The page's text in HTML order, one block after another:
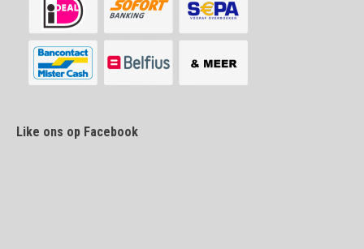
Like ons op Facebook